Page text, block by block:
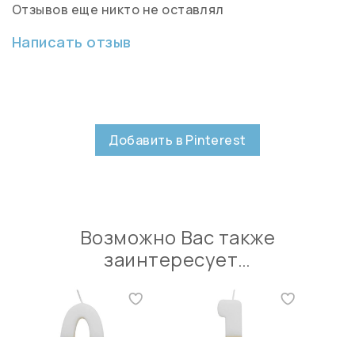
Отзывов еще никто не оставлял
Написать отзыв
Добавить в Pinterest
Возможно Вас также
заинтересует…